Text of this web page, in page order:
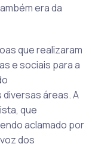
era da
que realizaram
e sociais para a
diversas áreas. A
que
aclamado por
dos